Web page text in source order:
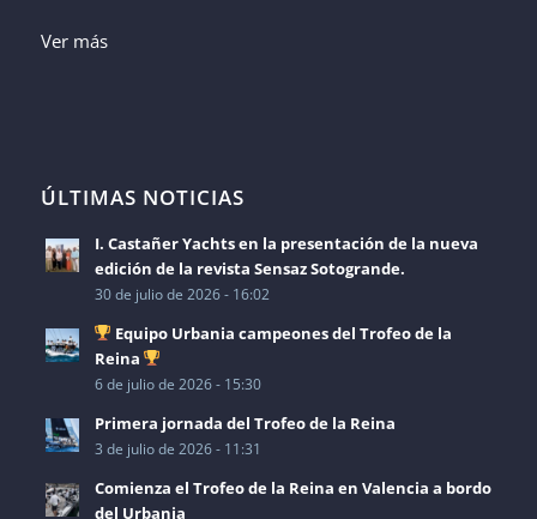
Ver más
ÚLTIMAS NOTICIAS
I. Castañer Yachts en la presentación de la nueva
edición de la revista Sensaz Sotogrande.
30 de julio de 2026 - 16:02
Equipo Urbania campeones del Trofeo de la
Reina
6 de julio de 2026 - 15:30
Primera jornada del Trofeo de la Reina
3 de julio de 2026 - 11:31
Comienza el Trofeo de la Reina en Valencia a bordo
del Urbania